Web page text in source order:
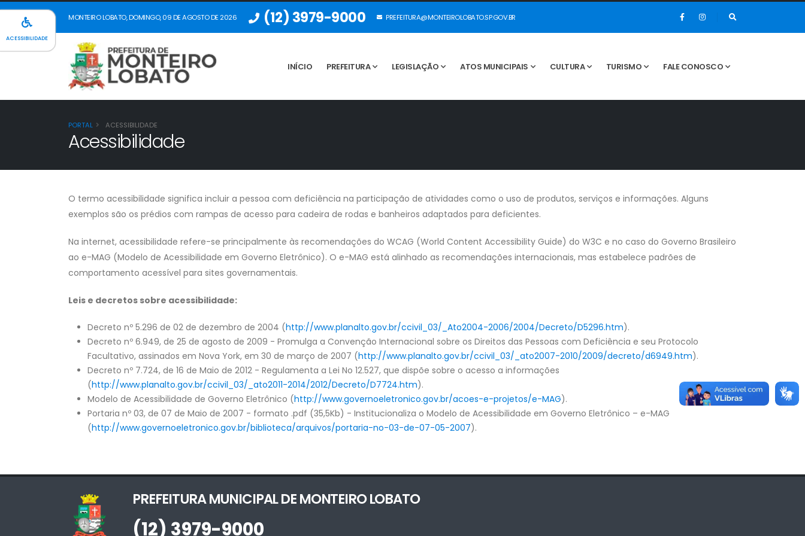
MONTEIRO LOBATO, DOMINGO, 09 DE AGOSTO DE 2026 (12) 3979-9000 PREFEITURA@MONTEIROLOBATO.SP.GOV.BR
INÍCIO PREFEITURA LEGISLAÇÃO ATOS MUNICIPAIS CULTURA TURISMO FALE CONOSCO
PORTAL ACESSIBILIDADE
Acessibilidade
O termo acessibilidade significa incluir a pessoa com deficiência na participação de atividades como o uso de produtos, serviços e informações. Alguns
exemplos são os prédios com rampas de acesso para cadeira de rodas e banheiros adaptados para deficientes.
Na internet, acessibilidade refere-se principalmente às recomendações do WCAG (World Content Accessibility Guide) do W3C e no caso do Governo Brasileiro
ao e-MAG (Modelo de Acessibilidade em Governo Eletrônico). O e-MAG está alinhado as recomendações internacionais, mas estabelece padrões de
comportamento acessível para sites governamentais.
Leis e decretos sobre acessibilidade:
Decreto nº 5.296 de 02 de dezembro de 2004 (http://www.planalto.gov.br/ccivil_03/_Ato2004-2006/2004/Decreto/D5296.htm).
Decreto nº 6.949, de 25 de agosto de 2009 - Promulga a Convenção Internacional sobre os Direitos das Pessoas com Deficiência e seu Protocolo
Facultativo, assinados em Nova York, em 30 de março de 2007 (http://www.planalto.gov.br/ccivil_03/_ato2007-2010/2009/decreto/d6949.htm).
Decreto nº 7.724, de 16 de Maio de 2012 - Regulamenta a Lei No 12.527, que dispõe sobre o acesso a informações
(http://www.planalto.gov.br/ccivil_03/_ato2011-2014/2012/Decreto/D7724.htm).
Modelo de Acessibilidade de Governo Eletrônico (http://www.governoeletronico.gov.br/acoes-e-projetos/e-MAG).
Portaria nº 03, de 07 de Maio de 2007 - formato .pdf (35,5Kb) - Institucionaliza o Modelo de Acessibilidade em Governo Eletrônico – e-MAG
(http://www.governoeletronico.gov.br/biblioteca/arquivos/portaria-no-03-de-07-05-2007).
PREFEITURA MUNICIPAL DE MONTEIRO LOBATO
(12) 3979-9000
ACESSIBILIDADE